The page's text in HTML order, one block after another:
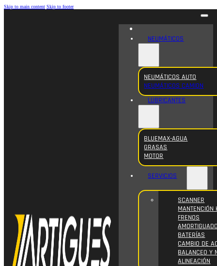
Skip to main content Skip to footer
NEUMÁTICOS
NEUMÁTICOS AUTO
NEUMÁTICOS CAMION
LUBRICANTES
BLUEMAX-AGUA
GRASAS
MOTOR
SERVICIOS
SCANNER
MANTENCIÓN
FRENOS
BATERÍAS
CAMBIO DE
BALANCEO Y
ALINEACIÓN